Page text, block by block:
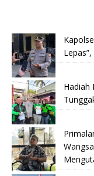
Hadiah